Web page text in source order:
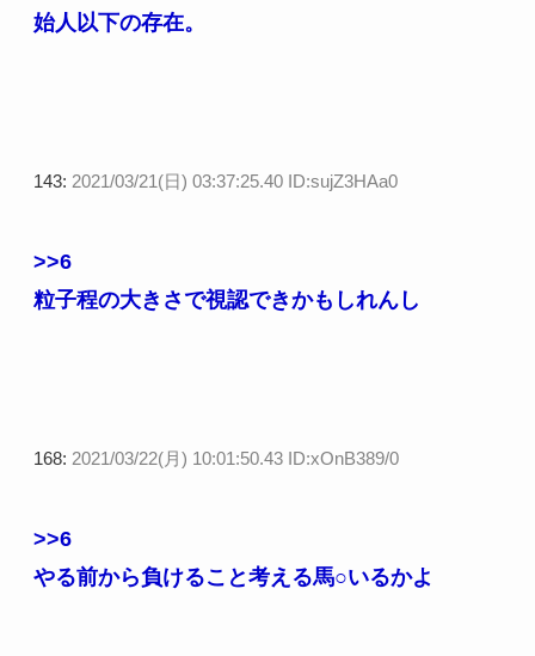
始人以下の存在。
143: 2021/03/21(日) 03:37:25.40 ID:sujZ3HAa0
>>6
粒子程の大きさで視認できかもしれんし
168: 2021/03/22(月) 10:01:50.43 ID:xOnB389/0
>>6
やる前から負けること考える馬○いるかよ